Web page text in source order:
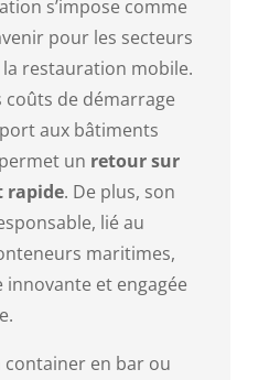
s’impose comme
pour les secteurs
restauration mobile.
coûts de démarrage
aux bâtiments
un retour sur
rapide. De plus, son
lié au
maritimes,
innovante et engagée
en bar ou